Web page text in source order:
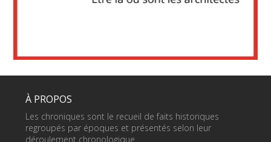
À PROPOS
Les chroniques sont le recueil de faits historiques
regroupés par époques et présentés selon leur
déroulement chronologique.